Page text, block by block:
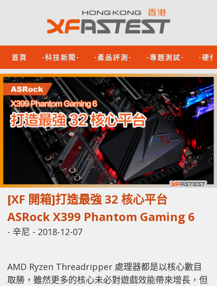
首頁 -科技新聞- -產品評測- -專題測試- -硬
[XF 開箱]打造最強 32 核心平台
ASRock X399 Phantom Gaming 6
- 辛尼 - 2018-12-07
AMD Ryzen Threadripper 處理器都是以核心數目
取勝，雖然更多的核心未必對遊戲效能帶來增長，但